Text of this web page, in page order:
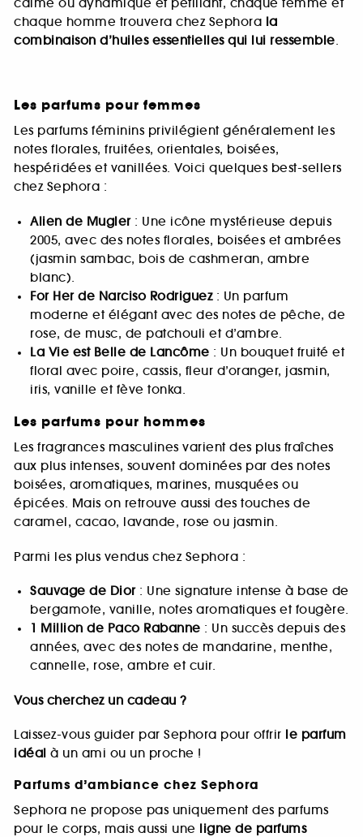
calme ou dynamique et pétillant, chaque femme et
chaque homme trouvera chez Sephora la
combinaison d’huiles essentielles qui lui ressemble.
Les parfums pour femmes
Les parfums féminins privilégient généralement les
notes florales, fruitées, orientales, boisées,
hespéridées et vanillées. Voici quelques best-sellers
chez Sephora :
Alien de Mugler: Une icône mystérieuse depuis
2005, avec des notes florales, boisées et ambrées
(jasmin sambac, bois de cashmeran, ambre
blanc).
For Her de Narciso Rodriguez: Un parfum
moderne et élégant avec des notes de pêche, de
rose, de musc, de patchouli et d’ambre.
La Vie est Belle de Lancôme : Un bouquet fruité et
floral avec poire, cassis, fleur d’oranger, jasmin,
iris, vanille et fève tonka.
Les parfums pour hommes
Les fragrances masculines varient des plus fraîches
aux plus intenses, souvent dominées par des notes
boisées, aromatiques, marines, musquées ou
épicées. Mais on retrouve aussi des touches de
caramel, cacao, lavande, rose ou jasmin.
Parmi les plus vendus chez Sephora :
Sauvage de Dior: Une signature intense à base de
bergamote, vanille, notes aromatiques et fougère.
1 Million de Paco Rabanne : Un succès depuis des
années, avec des notes de mandarine, menthe,
cannelle, rose, ambre et cuir.
Vous cherchez un cadeau ?
Laissez-vous guider par Sephora pour offrir le parfum
idéal à un ami ou un proche !
Parfums d’ambiance chez Sephora
Sephora ne propose pas uniquement des parfums
pour le corps, mais aussi une ligne de parfums